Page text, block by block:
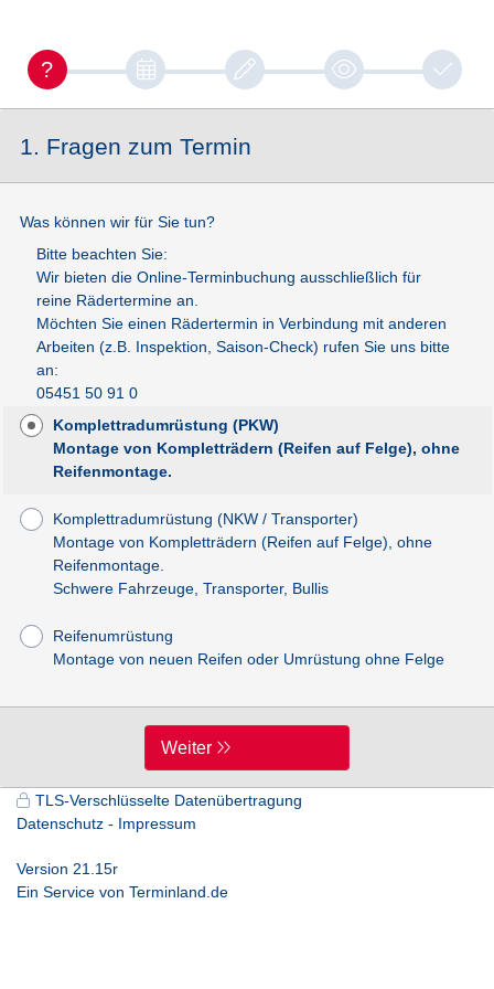
1. Fragen zum Termin
Was können wir für Sie tun?
Bitte beachten Sie:
Wir bieten die Online-Terminbuchung ausschließlich für
reine Rädertermine an.
Möchten Sie einen Rädertermin in Verbindung mit anderen
Arbeiten (z.B. Inspektion, Saison-Check) rufen Sie uns bitte
an:
05451 50 91 0
Komplettradumrüstung (PKW)
Montage von Kompletträdern (Reifen auf Felge), ohne
Reifenmontage.
Komplettradumrüstung (NKW / Transporter)
Montage von Kompletträdern (Reifen auf Felge), ohne
Reifenmontage.
Schwere Fahrzeuge, Transporter, Bullis
Reifenumrüstung
Montage von neuen Reifen oder Umrüstung ohne Felge
Weiter
TLS-Verschlüsselte Datenübertragung
Datenschutz
Impressum
Version 21.15r
Ein Service von Terminland.de